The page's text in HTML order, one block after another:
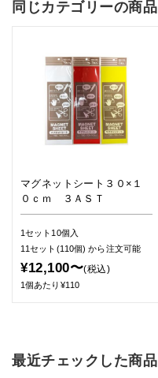
同じカテゴリーの商品
マグネットシート３０×１
０ｃｍ ３ＡＳＴ
1セット10個入
11セット(110個)から注文可能
¥12,100〜(税込)
1個あたり¥110
最近チェックした商品